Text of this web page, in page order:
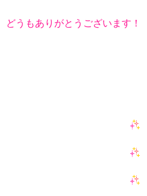
どうもありがとうございます！